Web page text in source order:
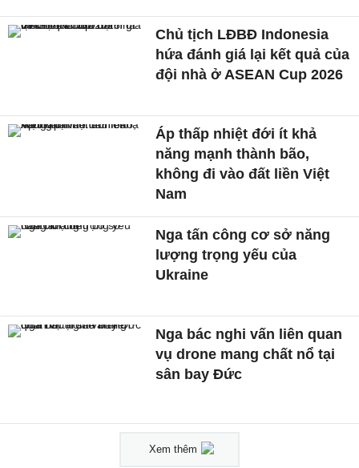
Chủ tịch LĐBĐ Indonesia
hứa đánh giá lại kết quả của
đội nhà ở ASEAN Cup 2026
Áp thấp nhiệt đới ít khả
năng mạnh thành bão,
không đi vào đất liền Việt
Nam
Nga tấn công cơ sở năng
lượng trọng yếu của
Ukraine
Nga bác nghi vấn liên quan
vụ drone mang chất nổ tại
sân bay Đức
Xem thêm